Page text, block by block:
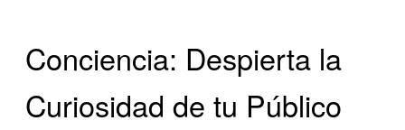
Conciencia: Despierta la
Curiosidad de tu Público